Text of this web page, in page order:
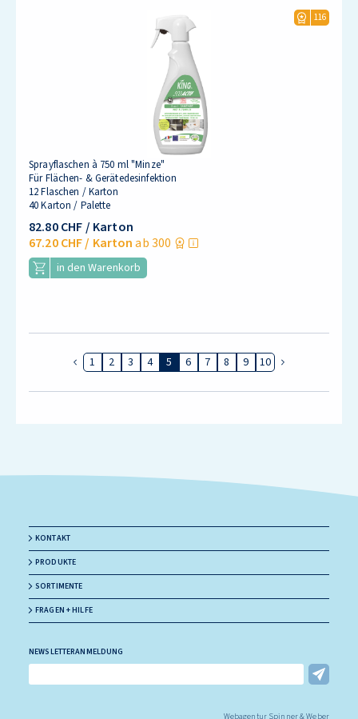
116
Sprayflaschen à 750 ml "Minze"
Für Flächen- & Gerätedesinfektion
12 Flaschen / Karton
40 Karton / Palette
82.80 CHF/ Karton
67.20 CHF/ Karton ab 300
in den Warenkorb
Vorherige Seite
1 2 3 4 5 6 7 8 9 10 Nächste Seite
KONTAKT
PRODUKTE
SORTIMENTE
FRAGEN + HILFE
NEWSLETTERANMELDUNG
Webagentur Spinner & Weber